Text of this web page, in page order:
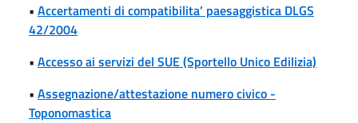
• Accertamenti di compatibilita’ paesaggistica DLGS
42/2004
• Accesso ai servizi del SUE (Sportello Unico Edilizia)
• Assegnazione/attestazione numero civico -
Toponomastica